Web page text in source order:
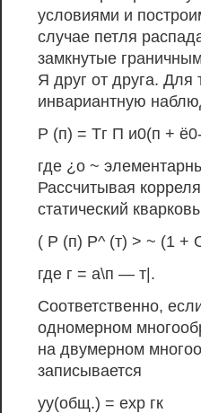
условиями и
случае петля
замкнутые
Я друг от друга. Для
инвариантную
Р (п) = Тг П и0(п +
где ¿о ~
Рассчитывая
статический
( Р (п) Р^ (т) > ~ (1 +
где г = а\п — т|.
Соответственно,
одномерном
на двумерном
записывается
уу(общ.) = ехр гк